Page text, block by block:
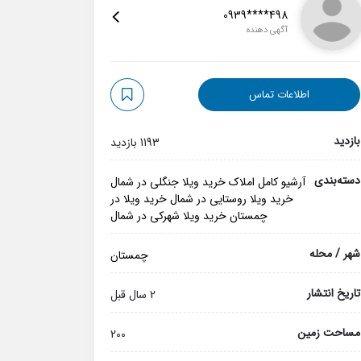
0939****498
آگهی دهنده
اطلاعات تماس
بازدید 1193 بازدید
دسته‌بندی آرشیو کامل املاکخرید ویلا جنگلی در شمال
خرید ویلا روستایی در شمالخرید ویلا در
چمستانخرید ویلا شهرکی در شمال
شهر / محله چمستان
تاریخ انتشار 2 سال قبل
مساحت زمین 200